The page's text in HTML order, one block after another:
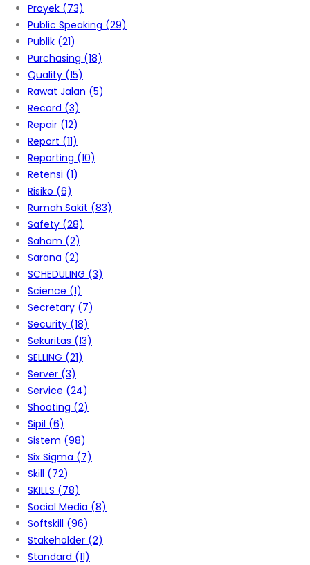
Proyek (73)
Public Speaking (29)
Publik (21)
Purchasing (18)
Quality (15)
Rawat Jalan (5)
Record (3)
Repair (12)
Report (11)
Reporting (10)
Retensi (1)
Risiko (6)
Rumah Sakit (83)
Safety (28)
Saham (2)
Sarana (2)
SCHEDULING (3)
Science (1)
Secretary (7)
Security (18)
Sekuritas (13)
SELLING (21)
Server (3)
Service (24)
Shooting (2)
Sipil (6)
Sistem (98)
Six Sigma (7)
Skill (72)
SKILLS (78)
Social Media (8)
Softskill (96)
Stakeholder (2)
Standard (11)